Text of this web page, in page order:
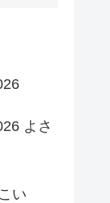
よさ
い